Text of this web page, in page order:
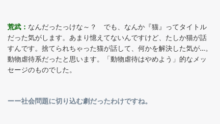
荒武： なんだったっけな～？ でも、なんか『猫』ってタイトル
だった気がします。あまり憶えてないんですけど、たしか猫が話
すんです。捨てられちゃった猫が話して、何かを解決した気が…。
動物虐待系だったと思います。「動物虐待はやめよう」的なメッ
セージのものでした。
ーー社会問題に切り込む劇だったわけですね。